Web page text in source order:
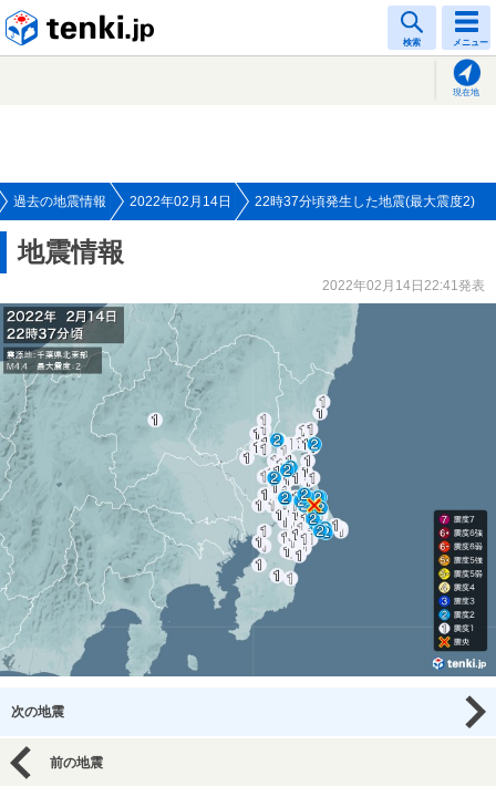
検索 メニュー
現在地
過去の地震情報 2022年02月14日 22時37分頃発生した地震(最大震度2)
地震情報
2022年02月14日22:41発表
次の地震
前の地震